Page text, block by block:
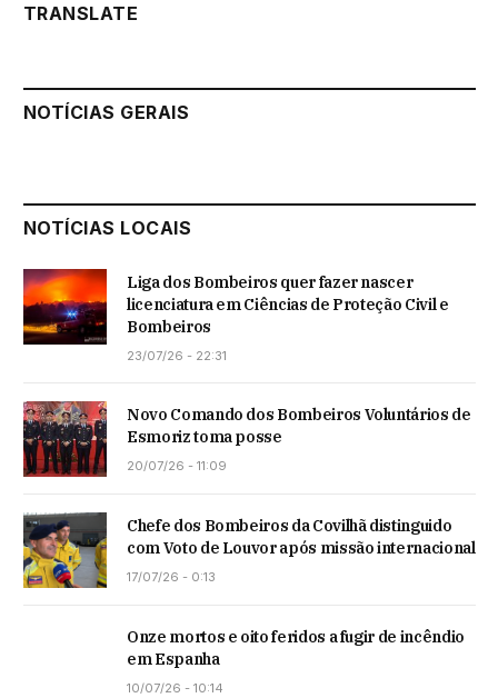
TRANSLATE
NOTÍCIAS GERAIS
NOTÍCIAS LOCAIS
Liga dos Bombeiros quer fazer nascer
licenciatura em Ciências de Proteção Civil e
Bombeiros
23/07/26 - 22:31
Novo Comando dos Bombeiros Voluntários de
Esmoriz toma posse
20/07/26 - 11:09
Chefe dos Bombeiros da Covilhã distinguido
com Voto de Louvor após missão internacional
17/07/26 - 0:13
Onze mortos e oito feridos a fugir de incêndio
em Espanha
10/07/26 - 10:14